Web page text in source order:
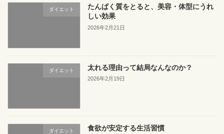
ダイエット
たんぱく質をとると、美容・体型にうれ
しい効果
2026年2月21日
ダイエット 太れる理由って結局なんなのか？
2026年2月19日
ダイエット 食欲が安定する生活習慣